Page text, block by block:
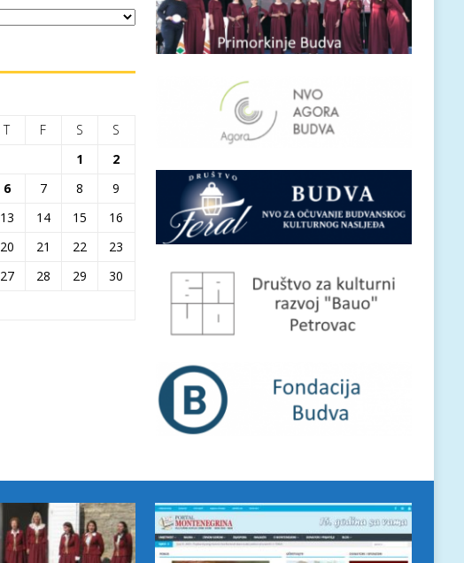
T F S
S
1
2
6 7 8
9
13 14 15
16
20 21 22
23
27 28 29
30